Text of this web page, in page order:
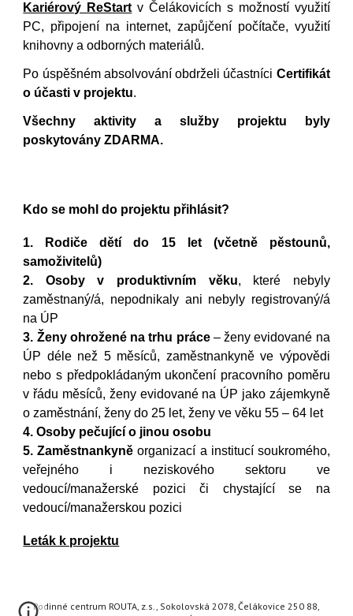
Kariérový ReStart v Čelákovicích s možností využití
PC, připojení na internet, zapůjčení počítače, využití
knihovny a odborných materiálů.
Po úspěšném absolvováníobdrželi účastníci Certifikát
o účasti v projektu.
Všechny aktivity a služby projektu
byly
poskytovány ZDARMA.
Kdo se mohldo projektu přihlásit?
1. Rodiče dětí do 15 let (včetně pěstounů,
samoživitelů)
2. Osobyv produktivním věku,
které nebyly
zaměstnaný/á, nepodnikaly ani nebyly registrovaný/á
na ÚP
3. Ženyohroženéna trhu práce– ženy evidované na
ÚP déle než 5 měsíců, zaměstnankyně ve výpovědi
nebo s předpokládaným ukončení pracovního poměru
v řádu měsíců, ženyevidovanéna ÚP jako zájemkyně
o zaměstnání, ženydo 25 let, ženy ve věku 55 – 64 let
4.Osoby pečující o jinou osobu
5.Zaměstnankyně organizací a institucí soukromého,
veřejného i neziskového sektoru ve
vedoucí/manažerské pozici či chystající se na
vedoucí/manažerskou pozici
Leták k projektu
Rodinné centrum ROUTA, z.s., Sokolovská 2078, Čelákovice 250 88,